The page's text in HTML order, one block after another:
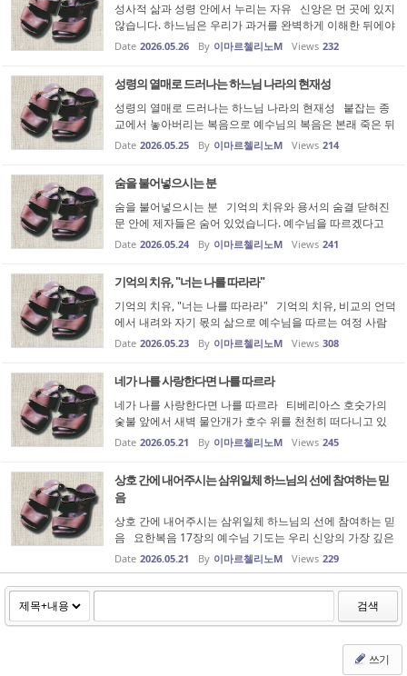
성사적 삶과 성령 안에서 누리는 자유 신앙은 먼 곳에 있지
않습니다. 하느님은 우리가 과거를 완벽하게 이해한 뒤에야
오시는 분도 아니고, 죽음 이후의 어느 먼 문턱에서야 비로
소 만나는 분도 아닙니다. 하느님은 지금, 여기, 내 손에 닿
Date 2026.05.26 By 이마르첼리노M Views 232
성령의 열매로 드러나는 하느님 나라의 현재성
성령의 열매로 드러나는 하느님 나라의 현재성 붙잡는 종
교에서 놓아버리는 복음으로 예수님의 복음은 본래 죽은 뒤
에야 효력을 발휘하는 내세 보험이 아니었습니다. 그것은
지금 여기에서 인간 존재를 변화시키는 살아 있는 불길이었
Date 2026.05.25 By 이마르첼리노M Views 214
숨을 불어넣으시는 분
숨을 불어넣으시는 분 기억의 치유와 용서의 숨결 닫혀진
문 안에 제자들은 숨어 있었습니다. 예수님을 따르겠다고
맹세했던 사람들은 흩어졌고, 십자가 아래에서 그들의 믿음
은 산산이 부서졌습니다. 무엇보다 그들을 가장 괴롭힌 것
Date 2026.05.24 By 이마르첼리노M Views 241
기억의 치유, "너는 나를 따라라"
기억의 치유, "너는 나를 따라라" 기억의 치유, 비교의 언덕
에서 내려와 자기 몫의 삶으로 예수님을 따르는 여정 사람
은 현재를 살아가는 것 같지만, 사실은 기억 속에서 살아가
는 존재인지도 모릅니다. 지금의 웃음에도 오래된 눈물이
Date 2026.05.23 By 이마르첼리노M Views 308
네가 나를 사랑한다면 나를 따르라
네가 나를 사랑한다면 나를 따르라 티베리아스 호숫가의
숯불 앞에서 새벽 물안개가 호수 위를 천천히 떠다니고 있
었습니다. 밤새 그물을 던졌지만 아무것도 잡지 못한 제자
들의 어깨 위에는 지친 침묵이 내려앉아 있었습니다. 물고
Date 2026.05.21 By 이마르첼리노M Views 245
상호 간에 내어주시는 삼위일체 하느님의 선에 참여하는 믿
음
상호 간에 내어주시는 삼위일체 하느님의 선에 참여하는 믿
음 요한복음 17장의 예수님 기도는 우리 신앙의 가장 깊은
중심을 열어 보입니다. 그 중심에는 “하나 됨”이 있습니다.
그러나 이 하나 됨은 단순히 마음이 잘 맞는 인간적 화합이
아닙니다. 갈등이...
Date 2026.05.21 By 이마르첼리노M Views 229
검색
쓰기